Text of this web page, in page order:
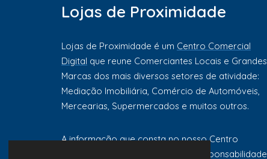
Lojas de Proximidade
Lojas de Proximidade é um Centro Comercial
Digital que reune Comerciantes Locais e Grandes
Marcas dos mais diversos setores de atividade:
Mediação Imobiliária, Comércio de Automóveis,
Mercearias, Supermercados e muitos outros.
A informação que consta no nosso Centro
Comercial Digital é da exclusiva responsabilidade